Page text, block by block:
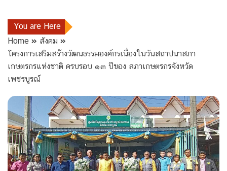
You are Here
Home
สังคม
โครงการเสริมสร้างวัฒนธรรมองค์กรเนื่องในวันสถาปนาสภา
เกษตรกรแห่งชาติ ครบรอบ ๑๓ ปีของ สภาเกษตรกรจังหวัด
เพชรบูรณ์